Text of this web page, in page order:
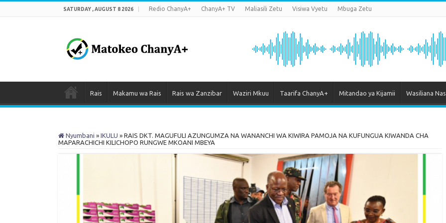
SATURDAY , AUGUST 8 2026 Redio ChanyA+ ChanyA+ TV Maliasili Zetu Visiwa Vyetu Mbuga Zetu
Rais Makamu wa Rais Rais wa Zanzibar Waziri Mkuu Taarifa ChanyA+ Mitandao ya Kijamii Wasiliana
Nyumbani » IKULU » RAIS DKT. MAGUFULI AZUNGUMZA NA WANANCHI WA KIWIRA PAMOJA NA KUFUNGUA KIWANDA CHA
MAPARACHICHI KILICHOPO RUNGWE MKOANI MBEYA